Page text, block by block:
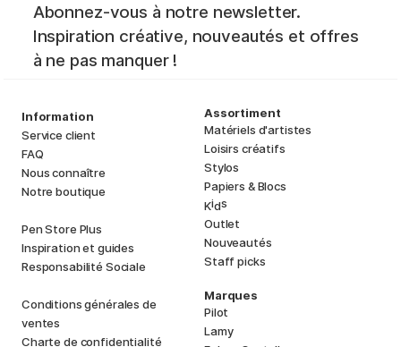
Abonnez-vous à notre newsletter.
Inspiration créative, nouveautés et offres
à ne pas manquer !
Information
Service client
FAQ
Nous connaître
Notre boutique
Pen Store Plus
Inspiration et guides
Responsabilité Sociale
Conditions générales de
ventes
Charte de confidentialité
Assortiment
Matériels d'artistes
Loisirs créatifs
Stylos
Papiers & Blocs
Kids
Outlet
Nouveautés
Staff picks
Marques
Pilot
Lamy